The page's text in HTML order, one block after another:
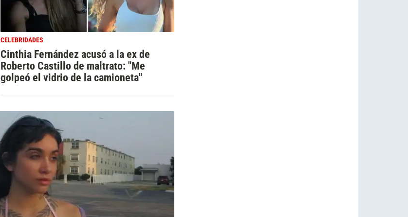
CELEBRIDADES
Cinthia Fernández acusó a la ex de
Roberto Castillo de maltrato: "Me
golpeó el vidrio de la camioneta"